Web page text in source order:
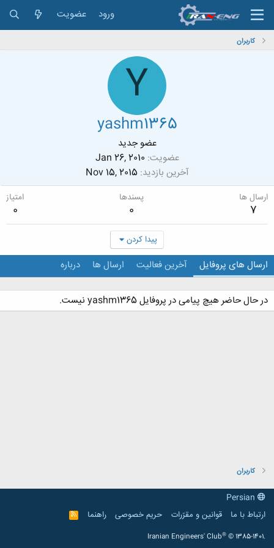
ورود عضویت
کاربران
Y
yashm1365
عضو جدید
عضویت Jan 26, 2010
آخرین بازدید Nov 15, 2015
ارسال ها
7
پسندها
0
امتیاز
0
پیدا کردن
ارسال های پروفایل آخرین فعالیت ارسال ها درباره
در حال حاضر هیچ پیامی در پروفایل yashm1365 نیست.
کاربران
ارتباط با ما
قوانین و مقرّرات حریم خصوصی راهنما
R
S
Iranian Engineers' Club® © 1385-1401.